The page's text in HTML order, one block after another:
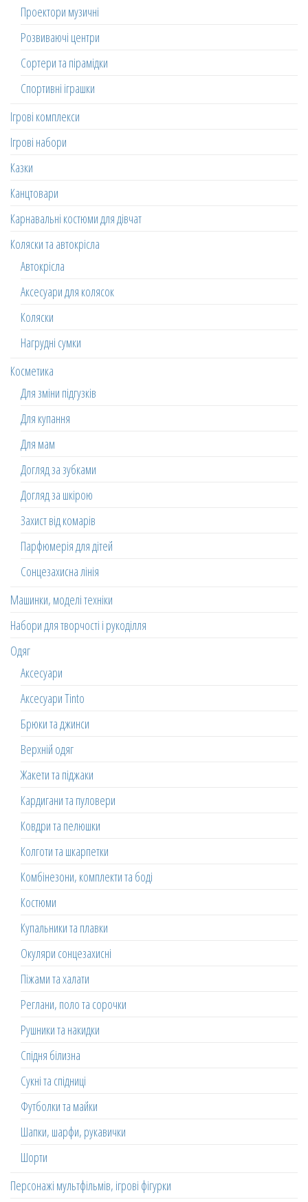
Проектори музичні
Розвиваючі центри
Сортери та пірамідки
Спортивні іграшки
Ігрові комплекси
Ігрові набори
Казки
Канцтовари
Карнавальні костюми для дівчат
Коляски та автокрісла
Автокрісла
Аксесуари для колясок
Коляски
Нагрудні сумки
Косметика
Для зміни підгузків
Для купання
Для мам
Догляд за зубками
Догляд за шкірою
Захист від комарів
Парфюмерія для дітей
Сонцезахисна лінія
Машинки, моделі техніки
Набори для творчості і рукоділля
Одяг
Аксесуари
Аксесуари Tinto
Брюки та джинси
Верхній одяг
Жакети та піджаки
Кардигани та пуловери
Ковдри та пелюшки
Колготи та шкарпетки
Комбінезони, комплекти та боді
Костюми
Купальники та плавки
Окуляри сонцезахисні
Піжами та халати
Реглани, поло та сорочки
Рушники та накидки
Спідня білизна
Сукні та спідниці
Футболки та майки
Шапки, шарфи, рукавички
Шорти
Персонажі мультфільмів, ігрові фігурки